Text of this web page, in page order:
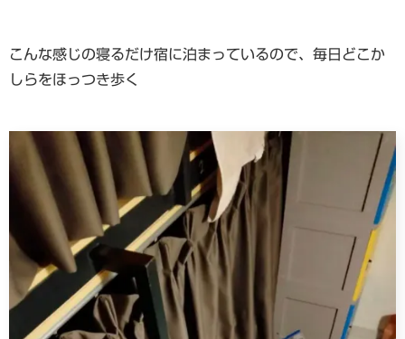
こんな感じの寝るだけ宿に泊まっているので、毎日どこか
しらをほっつき歩く